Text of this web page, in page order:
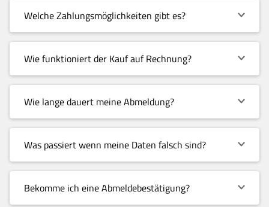
Welche Zahlungsmöglichkeiten gibt es?
Wie funktioniert der Kauf auf Rechnung?
Wie lange dauert meine Abmeldung?
Was passiert wenn meine Daten falsch sind?
Bekomme ich eine Abmeldebestätigung?